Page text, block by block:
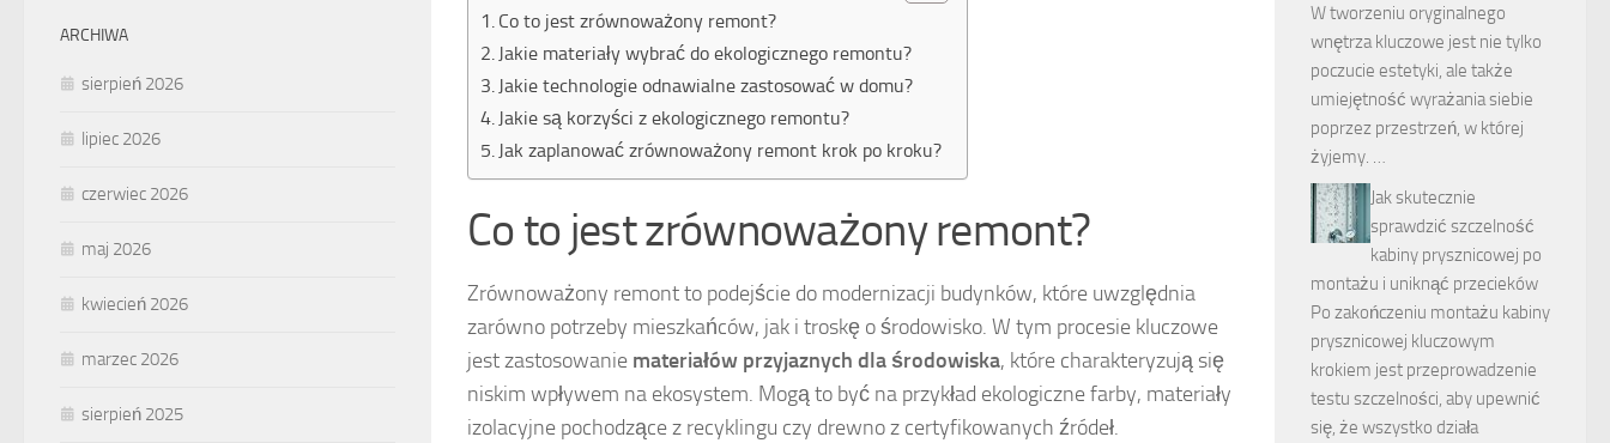
Co to jest zrównoważony remont?
Jakie materiały wybrać do ekologicznego remontu?
Jakie technologie odnawialne zastosować w domu?
Jakie są korzyści z ekologicznego remontu?
Jak zaplanować zrównoważony remont krok po kroku?
Co to jest zrównoważony remont?
Zrównoważony remont to podejście do modernizacji budynków, które uwzględnia
zarówno potrzeby mieszkańców, jak i troskę o środowisko. W tym procesie kluczowe
jest zastosowanie materiałów przyjaznych dla środowiska, które charakteryzują się
niskim wpływem na ekosystem. Mogą to być na przykład ekologiczne farby, materiały
izolacyjne pochodzące z recyklingu czy drewno z certyfikowanych źródeł.
ARCHIWA
sierpień 2026
lipiec 2026
czerwiec 2026
maj 2026
kwiecień 2026
marzec 2026
sierpień 2025
W tworzeniu oryginalnego
wnętrza kluczowe jest nie tylko
poczucie estetyki, ale także
umiejętność wyrażania siebie
poprzez przestrzeń, w której
żyjemy. …
Jak skutecznie
sprawdzić szczelność
kabiny prysznicowej po
montażu i uniknąć przecieków
Po zakończeniu montażu kabiny
prysznicowej kluczowym
krokiem jest przeprowadzenie
testu szczelności, aby upewnić
się, że wszystko działa